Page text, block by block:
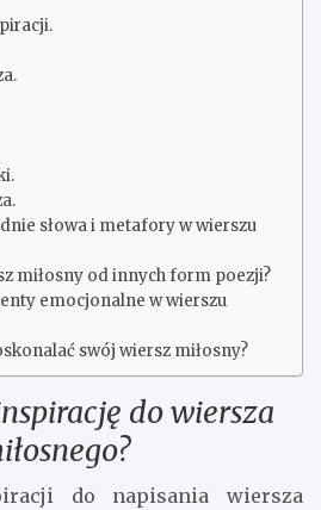
słowa i metafory w wierszu
miłosny od innych form poezji?
emocjonalne w wierszu
swój wiersz miłosny?
do wiersza
do napisania wiersza